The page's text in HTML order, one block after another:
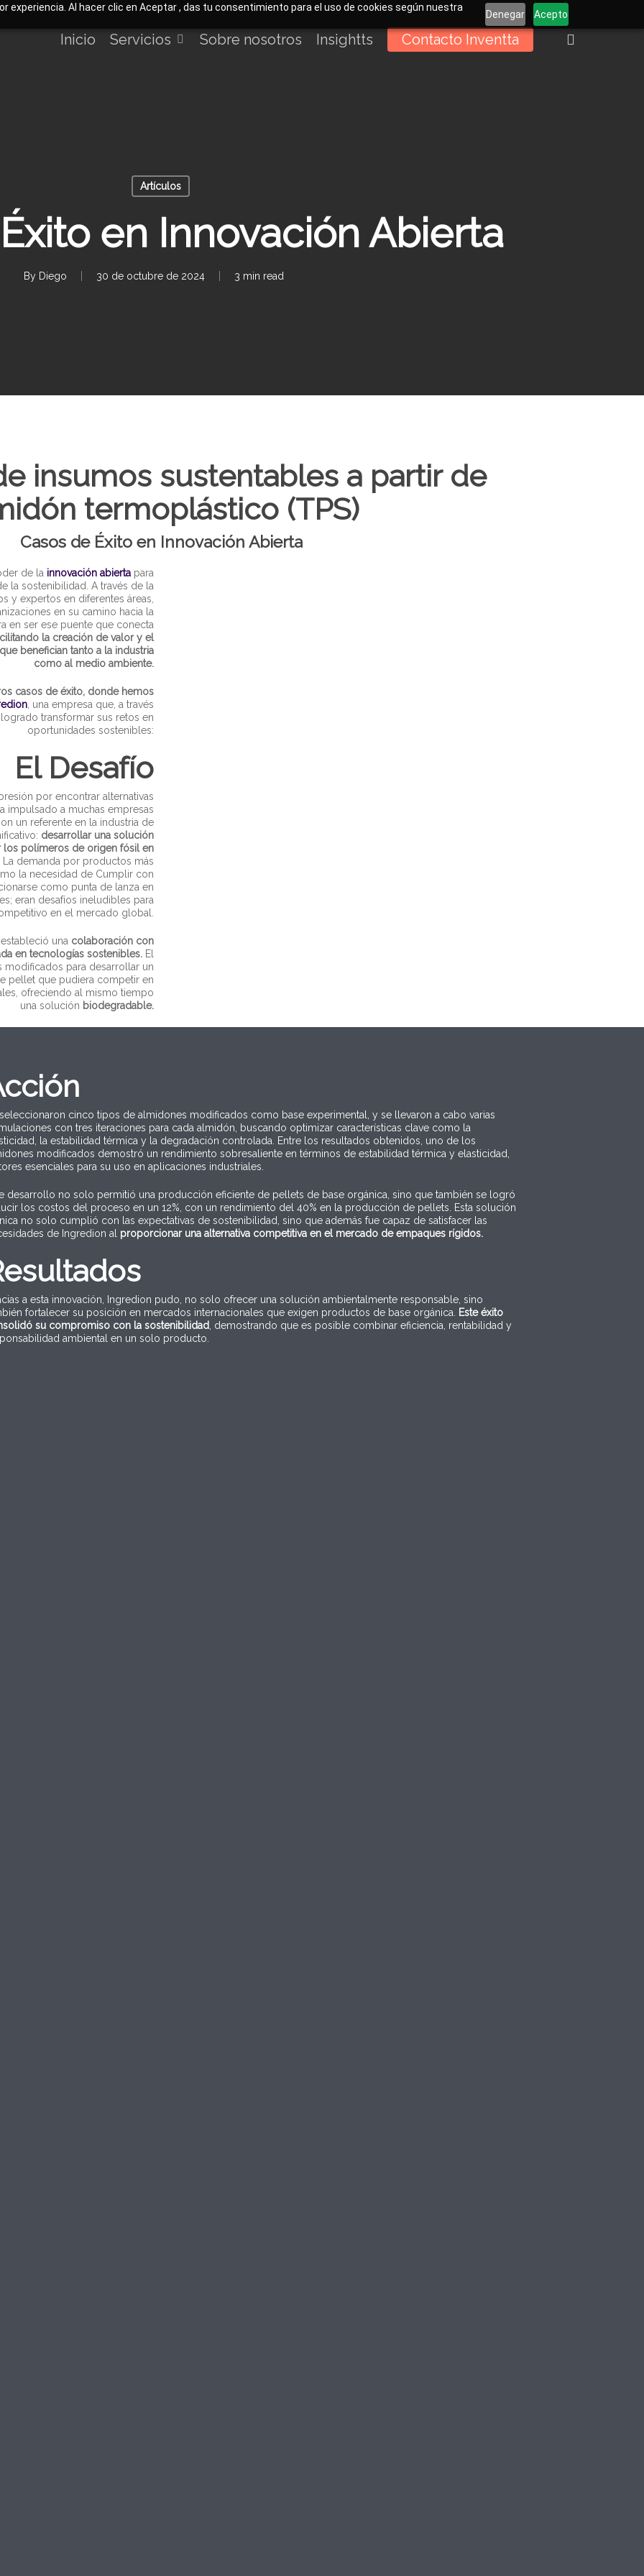
experiencia. Al hacer clic en Aceptar , das tu consentimiento para el uso de cookies según nuestra
Denegar Acepto
Inicio Servicios Sobre nosotros Insightts Contacto Inventta
Artículos
en Innovación Abierta
By Diego 30 de octubre de 2024 3 min read
insumos sustentables a partir de
termoplástico (TPS)
Casos de Éxito en Innovación Abierta
de la innovación abiertapara
la sostenibilidad. A través de la
y expertos en diferentes áreas,
en su camino hacia la
en ser ese puente que conecta
la creación de valor y el
benefician tanto a la industria
como al medio ambiente.
casos de éxito, donde hemos
, una empresa que, a través
transformar sus retos en
oportunidades sostenibles:
El Desafío
por encontrar alternativas
impulsado a muchas empresas
un referente en la industria de
desarrollar una solución
los polímeros de origen fósil en
La demanda por productos más
la necesidad de Cumplir con
como punta de lanza en
eran desafíos ineludibles para
en el mercado global.
una colaboración con
en tecnologías sostenibles.El
modificados para desarrollar un
pellet que pudiera competir en
ofreciendo al mismo tiempo
una solución biodegradable.
cinco tipos de almidones modificados como base experimental, y se llevaron a cabo varias
con tres iteraciones para cada almidón, buscando optimizar características clave como la
la estabilidad térmica y la degradación controlada. Entre los resultados obtenidos, uno de los
modificados demostró un rendimiento sobresaliente en términos de estabilidad térmica y elasticidad,
esenciales para su uso en aplicaciones industriales.
desarrollo no solo permitió una producción eficiente de pellets de base orgánica, sino que también se logró
los costos del proceso en un 12%, con un rendimiento del 40% en la producción de pellets. Esta solución
no solo cumplió con las expectativas de sostenibilidad, sino que además fue capaz de satisfacer las
de Ingredion al proporcionar una alternativa competitiva en el mercado de empaques rígidos.
a esta innovación, Ingredion pudo, no solo ofrecer una solución ambientalmente responsable, sino
fortalecer su posición en mercados internacionales que exigen productos de base orgánica.
Este éxito
su compromiso con la sostenibilidad , demostrando que es posible combinar eficiencia, rentabilidad y
ambiental en un solo producto.